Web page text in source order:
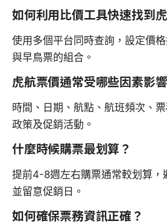
如何利用比價工具快速找到
使用多個平台同時查詢，設定價
與早鳥票的組合。
虎航票價通常受哪些因素影響
時間、日期、航點、航班頻次、
政策及促銷活動。
什麼時候購票最划算？
提前4-8週左右購票通常較划算，
並留意促銷日。
如何確保票務資訊正確？